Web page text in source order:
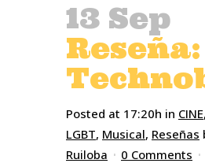
13 Sep
Reseña:
Posted at 17:20h in CINE,
LGBT, Musical, Reseñas
Ruiloba
0 Comments